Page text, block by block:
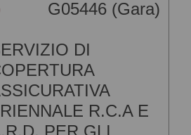
G05446 (Gara)
DI
R.C.A E